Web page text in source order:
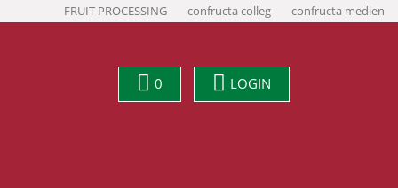
FRUIT PROCESSING confructa colleg confructa medien
0 LOGIN